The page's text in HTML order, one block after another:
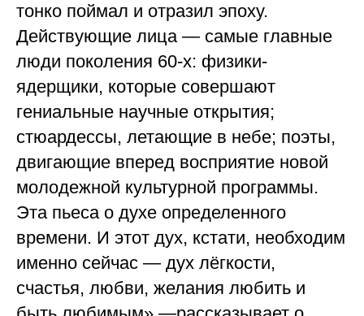
тонко поймал и отразил эпоху.
Действующие лица — самые главные
люди поколения 60-х: физики-
ядерщики, которые совершают
гениальные научные открытия;
стюардессы, летающие в небе; поэты,
двигающие вперед восприятие новой
молодежной культурной программы.
Эта пьеса о духе определенного
времени. И этот дух, кстати, необходим
именно сейчас — дух лёгкости,
счастья, любви, желания любить и